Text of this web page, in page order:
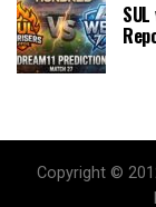
Copyright ©